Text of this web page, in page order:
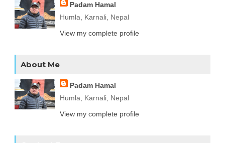
Padam Hamal
Humla, Karnali, Nepal
View my complete profile
About Me
Padam Hamal
Humla, Karnali, Nepal
View my complete profile